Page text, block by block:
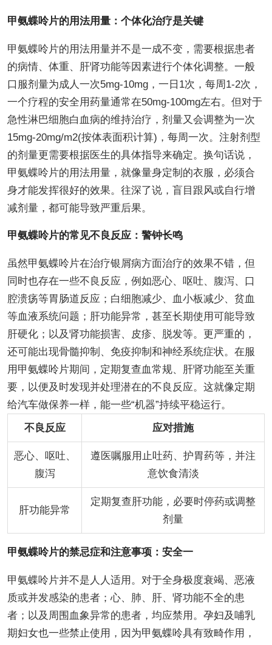
甲氨蝶呤片的用法用量：个体化治疗是关键
甲氨蝶呤片的用法用量并不是一成不变，需要根据患者
的病情、体重、肝肾功能等因素进行个体化调整。一般
口服剂量为成人一次5mg-10mg，一日1次，每周1-2次，
一个疗程的安全用药量通常在50mg-100mg左右。但对于
急性淋巴细胞白血病的维持治疗，剂量又会调整为一次
15mg-20mg/m2(按体表面积计算)，每周一次。注射剂型
的剂量更需要根据医生的具体指导来确定。换句话说，
甲氨蝶呤片的用法用量，就像量身定制的衣服，必须合
身才能发挥很好的效果。往深了说，盲目跟风或自行增
减剂量，都可能导致严重后果。
甲氨蝶呤片的常见不良反应：警钟长鸣
虽然甲氨蝶呤片在治疗银屑病方面治疗的效果不错，但
同时也存在一些不良反应，例如恶心、呕吐、腹泻、口
腔溃疡等胃肠道反应；白细胞减少、血小板减少、贫血
等血液系统问题；肝功能异常，甚至长期使用可能导致
肝硬化；以及肾功能损害、皮疹、脱发等。更严重的，
还可能出现骨髓抑制、免疫抑制和神经系统症状。在服
用甲氨蝶呤片期间，定期复查血常规、肝肾功能至关重
要，以便及时发现并处理潜在的不良反应。这就像定期
给汽车做保养一样，能一些“机器”持续平稳运行。
不良反应
应对措施
恶心、呕吐、
腹泻
遵医嘱服用止吐药、护胃药等，并注
意饮食清淡
肝功能异常
定期复查肝功能，必要时停药或调整
剂量
甲氨蝶呤片的禁忌症和注意事项：安全一
甲氨蝶呤片并不是人人适用。对于全身极度衰竭、恶液
质或并发感染的患者；心、肺、肝、肾功能不全的患
者；以及周围血象异常的患者，均应禁用。孕妇及哺乳
期妇女也一些禁止使用，因为甲氨蝶呤具有致畸作用，